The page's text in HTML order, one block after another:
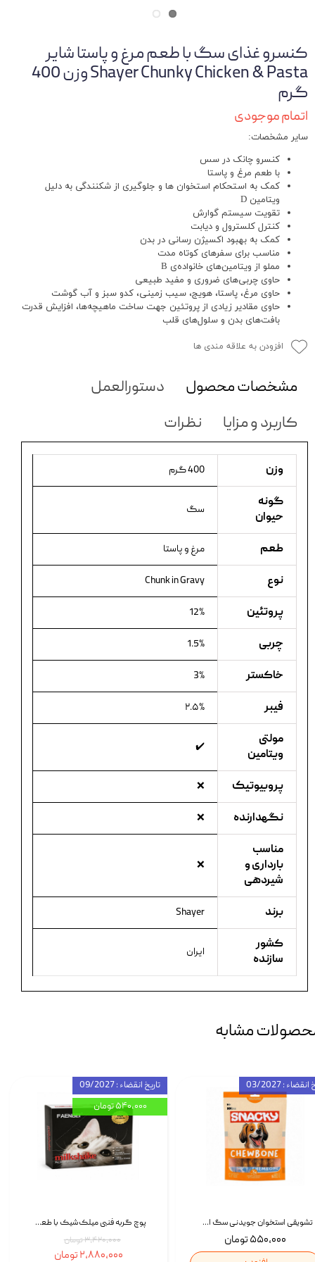
کنسرو غذای سگ با طعم مرغ و پاستا شایر
Shayer Chunky Chicken & Pasta وزن 400
گرم
اتمام موجودی
سایر مشخصات:
کنسرو چانک در سس
با طعم مرغ و پاستا
کمک به استحکام استخوان ها و جلوگیری از شکنندگی به دلیل
ویتامین D
تقویت سیستم گوارش
کنترل کلسترول و دیابت
کمک به بهبود اکسیژن رسانی در بدن
مناسب برای سفرهای کوتاه مدت
مملو از ویتامین‌های خانواده‌ی B
حاوی چربی‌های ضروری و مفید طبیعی
حاوی مرغ، پاستا، هویج، سیب زمینی، کدو سبز و آب گوشت
حاوی مقادیر زیادی از پروتئین جهت ساخت ماهیچه‌ها، افزایش قدرت
بافت‌های بدن و سلول‌های قلب
افزودن به علاقه مندی ها
مشخصات محصول
دستورالعمل
کاربرد و مزایا
نظرات
وزن 400 گرم
گونه
حیوان
سگ
طعم مرغ و پاستا
نوع Chunk in Gravy
پروتئین 12%
چربی 1.5%
خاکستر 3%
فیبر ۲.۵%
مولتی
ویتامین
✔️
پروبیوتیک ❌
نگهدارنده ❌
مناسب
بارداری و
شیردهی
❌
برند Shayer
کشور
سازنده
ایران
مشابه
پوچ گربه فنبی میلک‌شیک با طعم مرغ Faenbei Cat Milk Shake Pouch بسته 12 عددی
۳,۴۲۰,۰۰۰ تومان
۲,۸۸۰,۰۰۰ تومان
تاریخ انقضاء : 09/2027
۵۴۰,۰۰۰ تومان
تشویقی استخوان جویدنی سگ اسنکی کرانچی با طعم مرغ Snacky Crunchy Munchy وزن 100 گرم
۵۵۰,۰۰۰ تومان
: 03/2027